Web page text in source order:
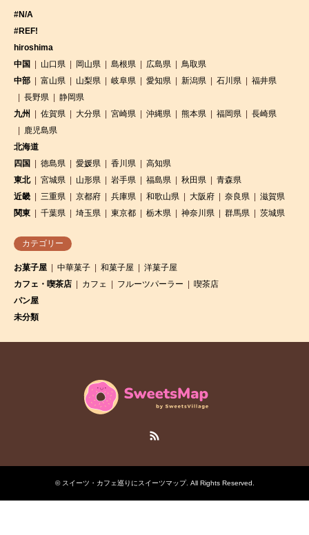
#N/A
#REF!
hiroshima
中国
山口県 岡山県 島根県 広島県
鳥取県
中部
富山県 山梨県 岐阜県 愛知県 新潟県 石川県
福井県
長野県
静岡県
九州
佐賀県 大分県 宮崎県 沖縄県 熊本県 福岡県
長崎県
鹿児島県
北海道
四国
徳島県 愛媛県 香川県
高知県
東北
宮城県 山形県 岩手県 福島県 秋田県
青森県
近畿
三重県 京都府 兵庫県 和歌山県 大阪府 奈良県
滋賀県
関東
千葉県 埼玉県 東京都 栃木県 神奈川県 群馬県 茨城県
カテゴリー
お菓子屋 中華菓子 和菓子屋
洋菓子屋
カフェ・喫茶店
カフェ フルーツパーラー
喫茶店
パン屋
未分類
© スイーツ・カフェ巡りにスイーツマップ. All Rights Reserved.